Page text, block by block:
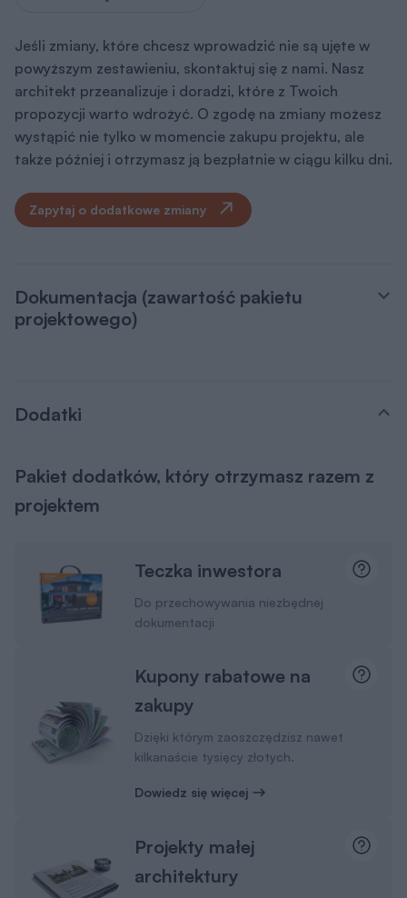
Jeśli zmiany, które chcesz wprowadzić nie są ujęte w
powyższym zestawieniu, skontaktuj się z nami. Nasz
architekt przeanalizuje i doradzi, które z Twoich
propozycji warto wdrożyć. O zgodę na zmiany możesz
wystąpić nie tylko w momencie zakupu projektu, ale
także później i otrzymasz ją bezpłatnie w ciągu kilku dni.
Zapytaj o dodatkowe zmiany
Dokumentacja (zawartość pakietu
projektowego)
Dodatki
Pakiet dodatków, który otrzymasz razem z
projektem
Teczka inwestora
Do przechowywania niezbędnej
dokumentacji
Kupony rabatowe na
zakupy
Dzięki którym zaoszczędzisz nawet
kilkanaście tysięcy złotych.
Dowiedz się więcej
Projekty małej
architektury